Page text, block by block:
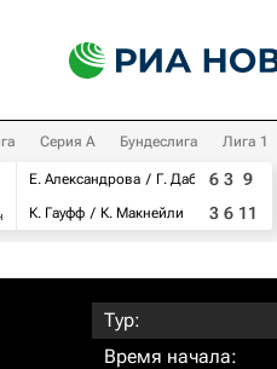
Серия А Бундеслига Лига 1
Е. Александрова
Г. Дабровски
К. Гауфф
К. Макнейли
6 3 9
3 6 11
Тур:
Время начала: